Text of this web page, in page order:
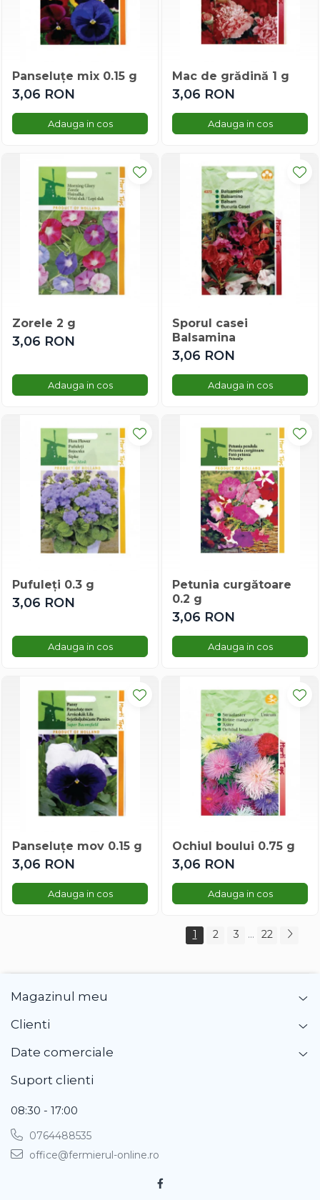
Leustean
Spanac
Tomate
Vinete
Vinete
Legume și fructe
Busuioc
Castraveti
Ceapa
Cimbru
Conopida
Dovleac/dovlecel
Fasole
Leustean
Marar
Patrunjel
Pepene
Porumb Dulce
Brocoli
Capsuni
Porumb De Floricele
Salata
Sfecla
Telina
Tomate
Vinete
Panseluțe mix 0.15 g
3,06 RON
Adauga in cos
Mac de grădină 1 g
3,06 RON
Adauga in cos
Zorele 2 g
3,06 RON
Adauga in cos
Sporul casei
Balsamina
3,06 RON
Adauga in cos
Pufuleți 0.3 g
3,06 RON
Adauga in cos
Petunia curgătoare
0.2 g
3,06 RON
Adauga in cos
Panseluțe mov 0.15 g
3,06 RON
Adauga in cos
Ochiul boului 0.75 g
3,06 RON
Adauga in cos
1 2 3 ... 22
Magazinul meu
Clienti
Date comerciale
Suport clienti
08:30 - 17:00
0764488535
office@fermierul-online.ro